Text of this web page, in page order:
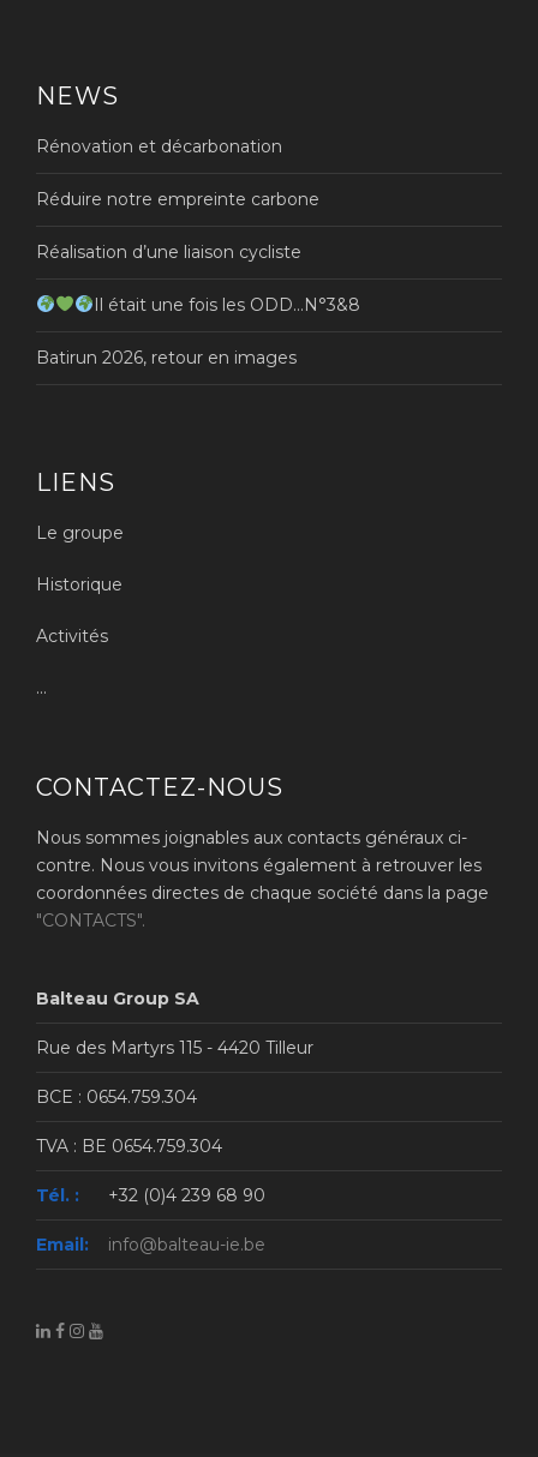
NEWS
Rénovation et décarbonation
Réduire notre empreinte carbone
Réalisation d’une liaison cycliste
Il était une fois les ODD…N°3&8
Batirun 2026, retour en images
LIENS
Le groupe
Historique
Activités
...
CONTACTEZ-NOUS
Nous sommes joignables aux contacts généraux ci-
contre. Nous vous invitons également à retrouver les
coordonnées directes de chaque société dans la page
"CONTACTS".
Balteau Group SA
Rue des Martyrs 115 - 4420 Tilleur
BCE : 0654.759.304
TVA : BE 0654.759.304
Tél. : +32 (0)4 239 68 90
Email: info@balteau-ie.be